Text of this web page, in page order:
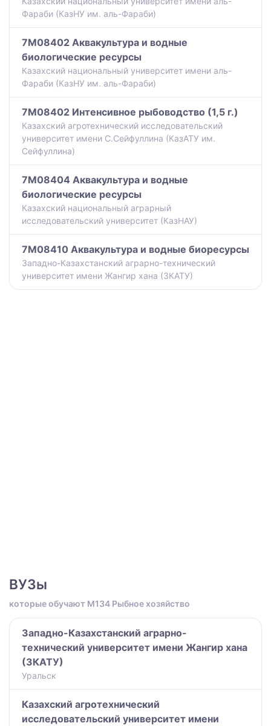
Фараби (КазНУ им. аль-Фараби)
7M08402 Аквакультура и водные
биологические ресурсы
Казахский национальный университет имени аль-
Фараби (КазНУ им. аль-Фараби)
7M08402 Интенсивное рыбоводство (1,5 г.)
Казахский агротехнический исследовательский
университет имени С.Сейфуллина (КазАТУ им.
Сейфуллина)
7M08404 Аквакультура и водные
биологические ресурсы
Казахский национальный аграрный
исследовательский университет (КазНАУ)
7M08410 Аквакультура и водные биоресурсы
Западно-Казахстанский аграрно-технический
университет имени Жангир хана (ЗКАТУ)
ВУЗы
которые обучают M134 Рыбное хозяйство
Западно-Казахстанский аграрно-
технический университет имени Жангир хана
(ЗКАТУ)
Уральск
Казахский агротехнический
исследовательский университет имени